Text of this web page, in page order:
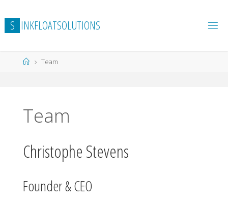
to
content
S INKFLOATSOLUTIONS
HomeTeam
Team
Christophe Stevens
Founder & CEO